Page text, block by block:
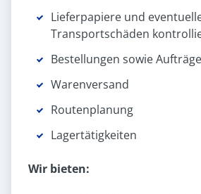
Lieferpapiere und
Transportschäden
Bestellungen sowie
Warenversand
Routenplanung
Lagertätigkeiten
Wir bieten: